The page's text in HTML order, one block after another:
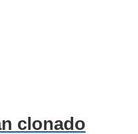
clonado